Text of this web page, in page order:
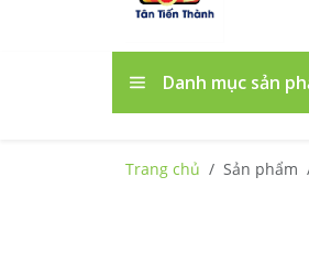
Danh mục sản
Trang chủ Sản phẩm